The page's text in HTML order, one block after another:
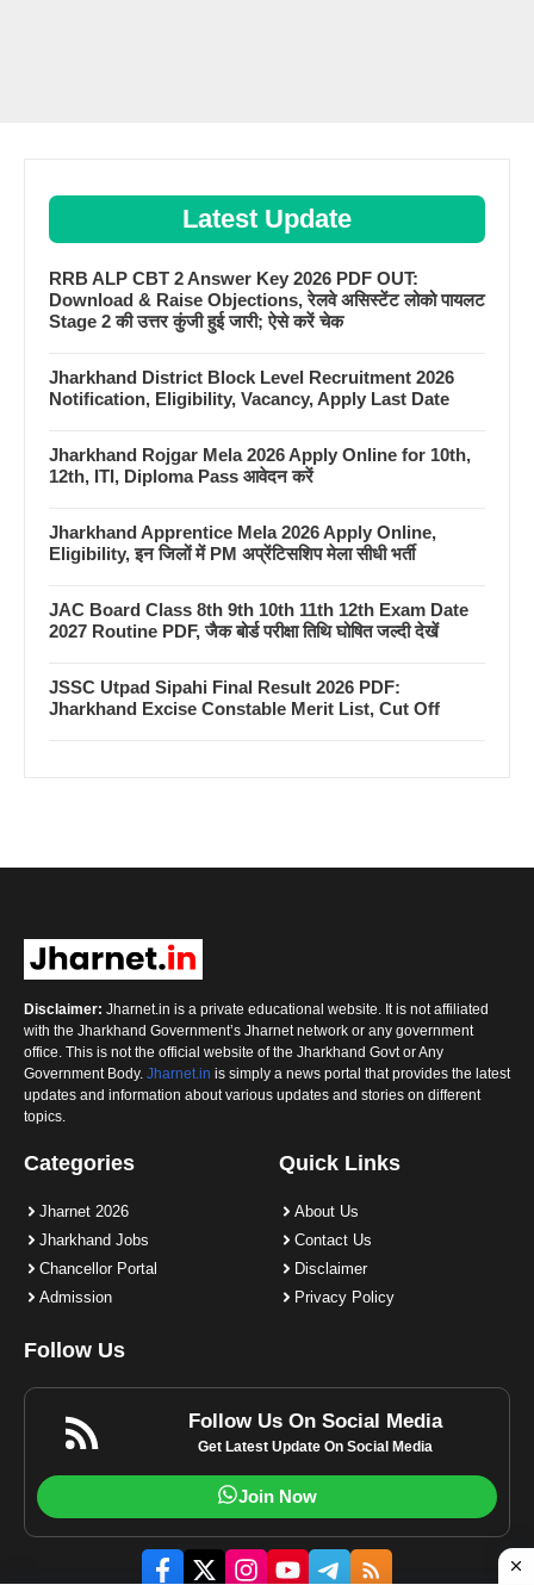
Latest Update
RRB ALP CBT 2 Answer Key 2026 PDF OUT:
Download & Raise Objections, रेलवे असिस्टेंट लोको पायलट
Stage 2 की उत्तर कुंजी हुई जारी; ऐसे करें चेक
Jharkhand District Block Level Recruitment 2026
Notification, Eligibility, Vacancy, Apply Last Date
Jharkhand Rojgar Mela 2026 Apply Online for 10th,
12th, ITI, Diploma Pass आवेदन करें
Jharkhand Apprentice Mela 2026 Apply Online,
Eligibility, इन जिलों में PM अप्रेंटिसशिप मेला सीधी भर्ती
JAC Board Class 8th 9th 10th 11th 12th Exam Date
2027 Routine PDF, जैक बोर्ड परीक्षा तिथि घोषित जल्दी देखें
JSSC Utpad Sipahi Final Result 2026 PDF:
Jharkhand Excise Constable Merit List, Cut Off
Disclaimer: Jharnet.in is a private educational website. It is not affiliated
with the Jharkhand Government’s Jharnet network or any government
office. This is not the official website of the Jharkhand Govt or Any
Government Body. Jharnet.in is simply a news portal that provides the latest
updates and information about various updates and stories on different
topics.
Categories
Jharnet 2026
Jharkhand Jobs
Chancellor Portal
Admission
Quick Links
About Us
Contact Us
Disclaimer
Privacy Policy
Follow Us
Follow Us On Social Media
Get Latest Update On Social Media
Join Now